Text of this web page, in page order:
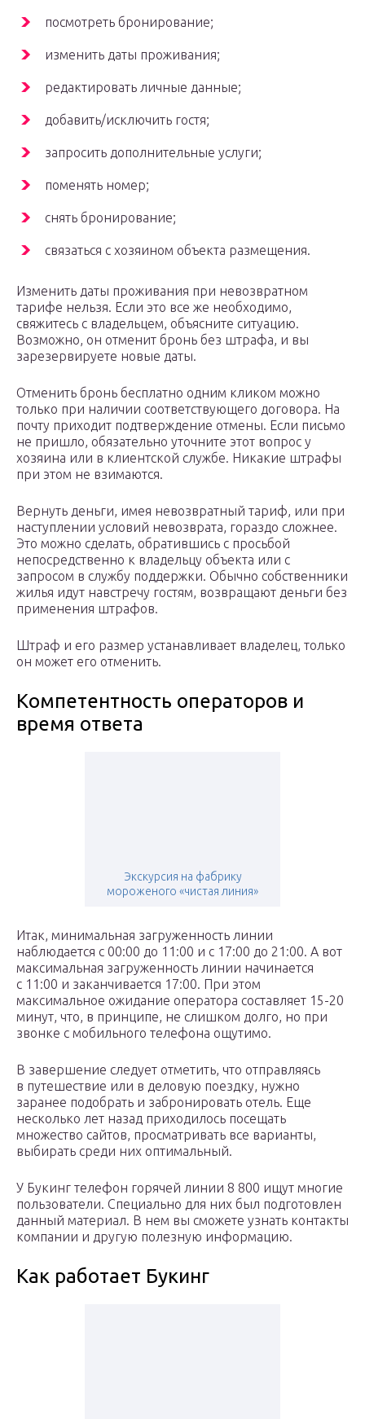
посмотреть бронирование;
изменить даты проживания;
редактировать личные данные;
добавить/исключить гостя;
запросить дополнительные услуги;
поменять номер;
снять бронирование;
связаться с хозяином объекта размещения.
Изменить даты проживания при невозвратном
тарифе нельзя. Если это все же необходимо,
свяжитесь с владельцем, объясните ситуацию.
Возможно, он отменит бронь без штрафа, и вы
зарезервируете новые даты.
Отменить бронь бесплатно одним кликом можно
только при наличии соответствующего договора. На
почту приходит подтверждение отмены. Если письмо
не пришло, обязательно уточните этот вопрос у
хозяина или в клиентской службе. Никакие штрафы
при этом не взимаются.
Вернуть деньги, имея невозвратный тариф, или при
наступлении условий невозврата, гораздо сложнее.
Это можно сделать, обратившись с просьбой
непосредственно к владельцу объекта или с
запросом в службу поддержки. Обычно собственники
жилья идут навстречу гостям, возвращают деньги без
применения штрафов.
Штраф и его размер устанавливает владелец, только
он может его отменить.
Компетентность операторов и
время ответа
Экскурсия на фабрику
мороженого «чистая линия»
Итак, минимальная загруженность линии
наблюдается с 00:00 до 11:00 и с 17:00 до 21:00. А вот
максимальная загруженность линии начинается
с 11:00 и заканчивается 17:00. При этом
максимальное ожидание оператора составляет 15-20
минут, что, в принципе, не слишком долго, но при
звонке с мобильного телефона ощутимо.
В завершение следует отметить, что отправляясь
в путешествие или в деловую поездку, нужно
заранее подобрать и забронировать отель. Еще
несколько лет назад приходилось посещать
множество сайтов, просматривать все варианты,
выбирать среди них оптимальный.
У Букинг телефон горячей линии 8 800 ищут многие
пользователи. Специально для них был подготовлен
данный материал. В нем вы сможете узнать контакты
компании и другую полезную информацию.
Как работает Букинг